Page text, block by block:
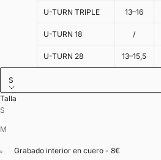
U-TURN TRIPLE 13–16
U-TURN 18 /
U-TURN 28 13–15,5
S
Talla
S
M
Grabado interior en cuero - 8€